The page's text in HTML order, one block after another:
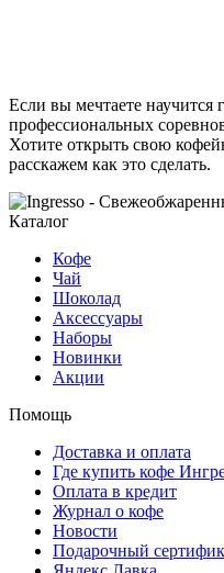
Если вы мечтаете научится
профессиональных
Хотите открыть свою
расскажем как это сделать.
Каталог
Кофе
Чай
Шоколад
Аксессуары
Наборы
Новинки
Акции
Помощь
Доставка и оплата
Где купить кофе
Оплата в кредит
Журнал о кофе
Новости
Подарочный